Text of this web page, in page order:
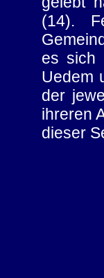
(14).
es sich
Uedem
der
ihreren
dieser